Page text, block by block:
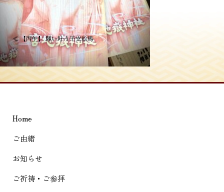
投
稿
ナ
ビ
ー
シ
ョ
ン
≪【丙午】 願い叶う干支絵馬
Home
ご由緒
お知らせ
ご祈祷・ご参拝